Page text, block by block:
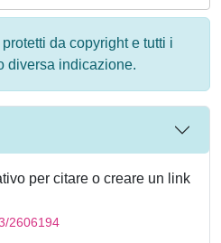
da copyright e tutti i
diversa indicazione.
per citare o creare un link
2606194